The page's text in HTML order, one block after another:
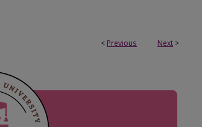
< Previous Next >